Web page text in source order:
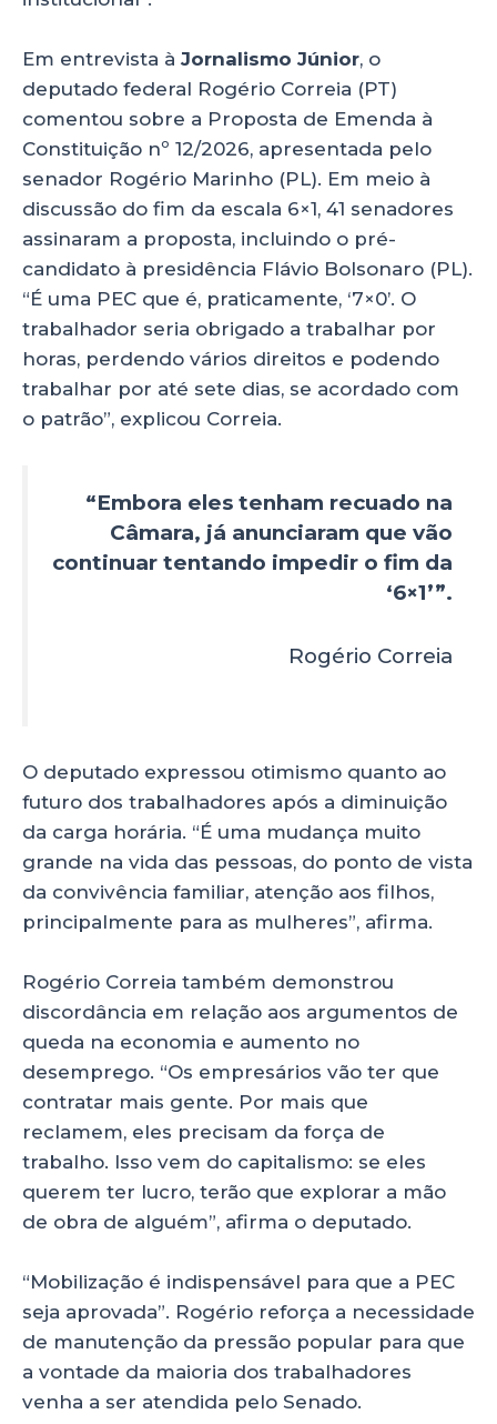
Em entrevista à Jornalismo Júnior, o
deputado federal Rogério Correia (PT)
comentou sobre a Proposta de Emenda à
Constituição nº 12/2026, apresentada pelo
senador Rogério Marinho (PL). Em meio à
discussão do fim da escala 6×1, 41 senadores
assinaram a proposta, incluindo o pré-
candidato à presidência Flávio Bolsonaro (PL).
“É uma PEC que é, praticamente, ‘7×0’. O
trabalhador seria obrigado a trabalhar por
horas, perdendo vários direitos e podendo
trabalhar por até sete dias, se acordado com
o patrão”, explicou Correia.
“Embora eles tenham recuado na
Câmara, já anunciaram que vão
continuar tentando impedir o fim da
‘6×1’”.
Rogério Correia
O deputado expressou otimismo quanto ao
futuro dos trabalhadores após a diminuição
da carga horária. “É uma mudança muito
grande na vida das pessoas, do ponto de vista
da convivência familiar, atenção aos filhos,
principalmente para as mulheres”, afirma.
Rogério Correia também demonstrou
discordância em relação aos argumentos de
queda na economia e aumento no
desemprego. “Os empresários vão ter que
contratar mais gente. Por mais que
reclamem, eles precisam da força de
trabalho. Isso vem do capitalismo: se eles
querem ter lucro, terão que explorar a mão
de obra de alguém”, afirma o deputado.
“Mobilização é indispensável para que a PEC
seja aprovada”. Rogério reforça a necessidade
de manutenção da pressão popular para que
a vontade da maioria dos trabalhadores
venha a ser atendida pelo Senado.